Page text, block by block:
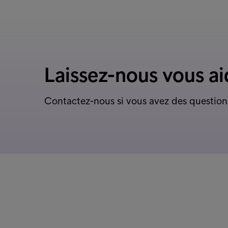
Laissez-nous vous
Contactez-nous si vous avez des